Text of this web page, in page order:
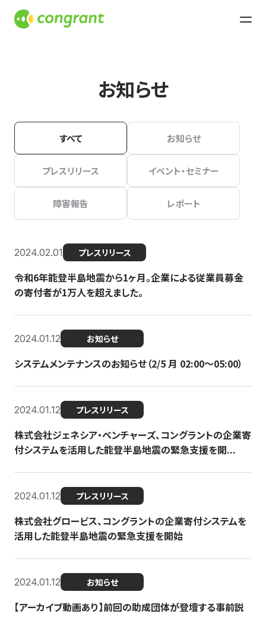
お知らせ
すべて お知らせ
プレスリリース イベント・セミナー
障害報告 レポート
2024.02.01 プレスリリース
令和6年能登半島地震から1ヶ月。企業による従業員募金
の寄付者が1万人を超えました。
2024.01.12 お知らせ
システムメンテナンスのお知らせ（2/5 月 02:00〜05:00）
2024.01.12 プレスリリース
株式会社ジェネシア・ベンチャーズ、コングラントの企業寄
付システムを活用した能登半島地震の緊急支援を開...
2024.01.12 プレスリリース
株式会社グロービス、コングラントの企業寄付システムを
活用した能登半島地震の緊急支援を開始
2024.01.12 お知らせ
【アーカイブ動画あり】前回の助成団体が登壇する事前説